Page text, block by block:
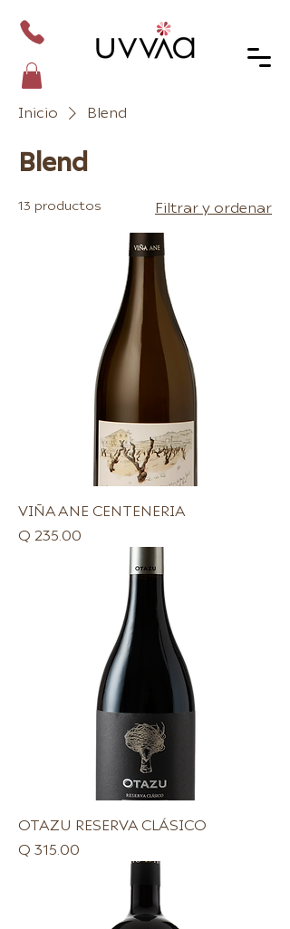
Inicio Blend
Blend
13 productos Filtrar y ordenar
VIÑA ANE CENTENERIA
Precio
Q 235.00
OTAZU RESERVA CLÁSICO
Precio
Q 315.00